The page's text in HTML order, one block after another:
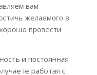
вам
желаемого в
провести
и постоянная
работая с